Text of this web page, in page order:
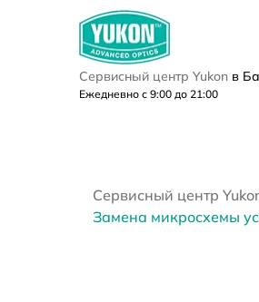
Сервисный центр Yukon в
Ежедневно с 9:00 до 21:00
Сервисный центр
Замена микросхемы